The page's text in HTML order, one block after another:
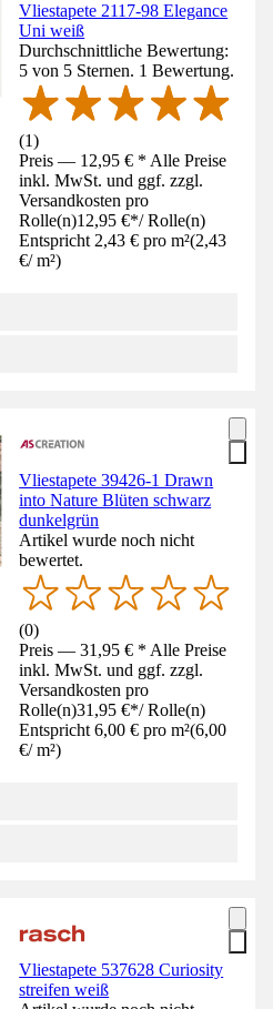
Vliestapete 2117-98 Elegance
Uni weiß
Durchschnittliche Bewertung:
5 von 5 Sternen. 1 Bewertung.
(1)
Preis — 12,95 € * Alle Preise
inkl. MwSt. und ggf. zzgl.
Versandkosten pro
Rolle(n)12,95 €*/ Rolle(n)
Entspricht 2,43 € pro m²(2,43
€/ m²)
Vliestapete 39426-1 Drawn
into Nature Blüten schwarz
dunkelgrün
Artikel wurde noch nicht
bewertet.
(0)
Preis — 31,95 € * Alle Preise
inkl. MwSt. und ggf. zzgl.
Versandkosten pro
Rolle(n)31,95 €*/ Rolle(n)
Entspricht 6,00 € pro m²(6,00
€/ m²)
Vliestapete 537628 Curiosity
streifen weiß